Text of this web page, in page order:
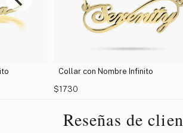
Collar con Nombre Infinito
$1730
Reseñas de